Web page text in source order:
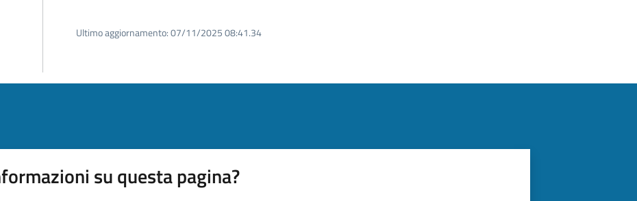
Ultimo aggiornamento:07/11/2025 08:41.34
su questa pagina?